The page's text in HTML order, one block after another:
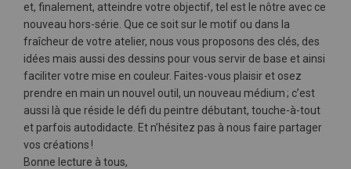
et, finalement, atteindre votre objectif, tel est le nôtre avec ce
nouveau hors-série. Que ce soit sur le motif ou dans la
fraîcheur de votre atelier, nous vous proposons des clés, des
idées mais aussi des dessins pour vous servir de base et ainsi
faciliter votre mise en couleur. Faites-vous plaisir et osez
prendre en main un nouvel outil, un nouveau médium ; c’est
aussi là que réside le défi du peintre débutant, touche-à-tout
et parfois autodidacte. Et n’hésitez pas à nous faire partager
vos créations !
Bonne lecture à tous,